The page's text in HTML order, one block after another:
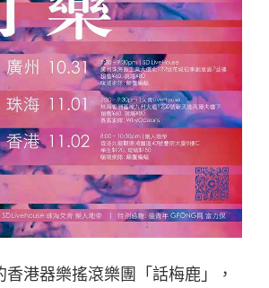
港器樂搖滾樂團「話梅鹿」，